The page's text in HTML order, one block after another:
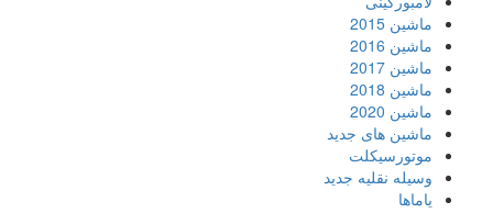
ماشین 2015
ماشین 2016
ماشین 2017
ماشین 2018
ماشین 2020
ماشین های جدید
موتورسیکلت
وسیله نقلیه جدید
یاماها